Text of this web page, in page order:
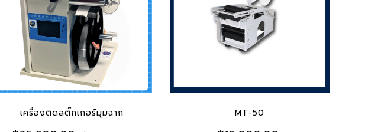
ADD TO CART
เครื่องติดสติ๊กเกอร์มุมฉาก MT-50